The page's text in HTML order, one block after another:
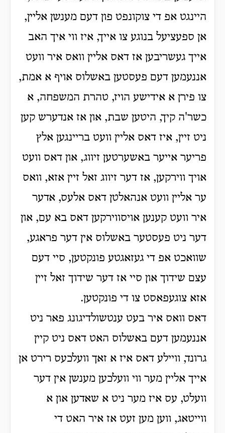
היינגט אפ די צוקונפט פון דעם מענשן אליין,
אן ספעציעל בנוגע צו אייך, איז ווי איך האב
אייך געשריבען אז דאס אליין וואס איר וועט
אננעמען דעם פעסטען באשלוס אויף א אמת,
צו פירן א אידישע הויז, טהרת המשפחה, א
כשר'ה קיך, היטען שבת, און אז אנדערש קען
ניט זיין, איז דאס אליין וועט בריינגען אלץ
פריער אייער באשערטען זיווג, און דאס וועט
אויך ווירקען, אז דער זיווג זאל זיין אזא, וואס
ער אליין וועט אנהאלטן דאס אלעס, אדער
איר וועט קענען אויסווירקען דאס בא עם, און
דער ניט פעסטער באשלוס אין דער פראגע,
שוואכט אפ די געזאגטע פונקטען, סיי דעם
עצם שידוך און סיי אז דער שידוך זאל זיין
אזא צוגעפאסט צו די פונקטען.
דאס וואס איר בעט ענטשולדיגונג פאר ניט
אננעמען דעם באשלוס האט דאס ניט קיין
גרונד, וויילע דאס איז א זאך וועלכעס רירט אן
אייך אליין מער ווי וועלכען מענשן אין דער
וועלט, עס איז מער ניט א שאדען און א
ווייטאג, ווען מען זעט אז איר האט די